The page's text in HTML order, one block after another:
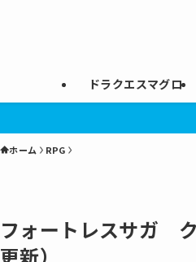
ドラクエスマグロ
ホーム RPG
フォートレスサガ
更新）